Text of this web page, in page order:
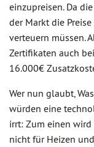
einzupreisen. Da
der Markt die
verteuern müssen.
Zertifikaten auch
16.000€
Wer nun glaubt,
würden eine
irrt: Zum einen wird
nicht für Heizen